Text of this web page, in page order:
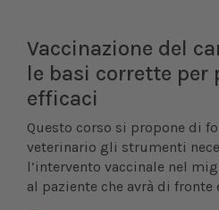
Vaccinazione del
le basi corrette per
efficaci
Questo corso si propone di
veterinario gli strumenti
l’intervento vaccinale nel
al paziente che avrà di